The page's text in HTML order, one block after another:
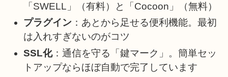
「SWELL」（有料）と「Cocoon」（無料）
プラグイン ：あとから足せる便利機能。最初
は入れすぎないのがコツ
SSL化：通信を守る「鍵マーク」。簡単セッ
トアップならほぼ自動で完了しています